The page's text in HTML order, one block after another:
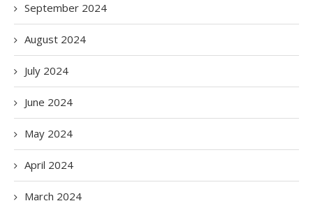
September 2024
August 2024
July 2024
June 2024
May 2024
April 2024
March 2024